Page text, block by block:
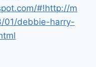
#!http://m
01/debbie-harry-